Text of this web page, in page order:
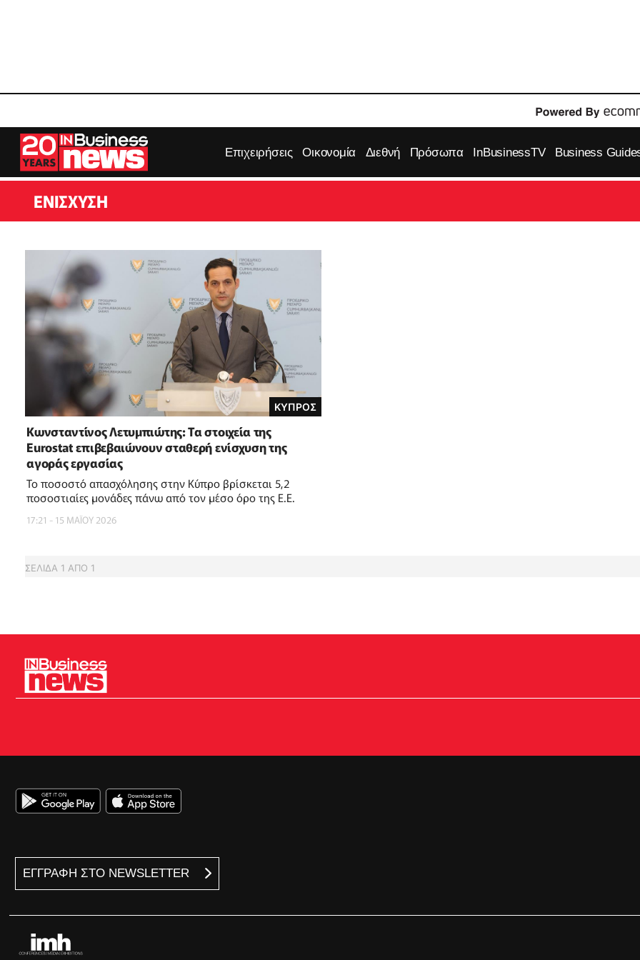
Επιχειρήσεις Οικονομία Διεθνή Πρόσωπα InBusinessTV Business
ΕΝΊΣΧΥΣΗ
ΚΥΠΡΟΣ
Κωνσταντίνος Λετυμπιώτης: Τα στοιχεία της
Eurostat επιβεβαιώνουν σταθερή ενίσχυση της
αγοράς εργασίας
Το ποσοστό απασχόλησης στην Κύπρο βρίσκεται 5,2
ποσοστιαίες μονάδες πάνω από τον μέσο όρο της Ε.Ε.
17:21 - 15 ΜΑΪ́ΟΥ 2026
ΣΕΛΙΔΑ 1 ΑΠΟ 1
ΕΓΓΡΑΦΗ ΣΤΟ NEWSLETTER